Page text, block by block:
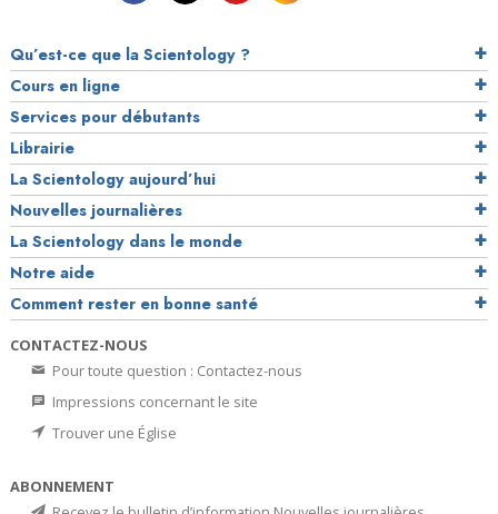
Qu’est-ce que la Scientology ?
Cours en ligne
Services pour débutants
Librairie
La Scientology aujourd’hui
Nouvelles journalières
La Scientology dans le monde
Notre aide
Comment rester en bonne santé
CONTACTEZ-NOUS
Pour toute question : Contactez-nous
Impressions concernant le site
Trouver une Église
ABONNEMENT